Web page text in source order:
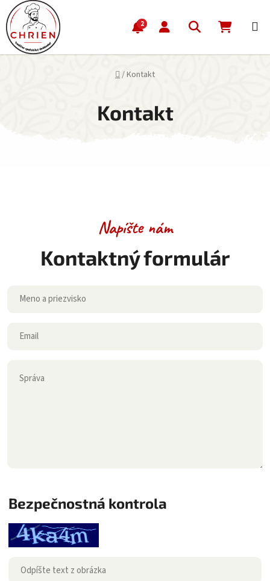
Prejsť na obsah
2 Hľadať
Domov
/Kontakt
Kontakt
Napíšte nám
Kontaktný formulár
Bezpečnostná kontrola